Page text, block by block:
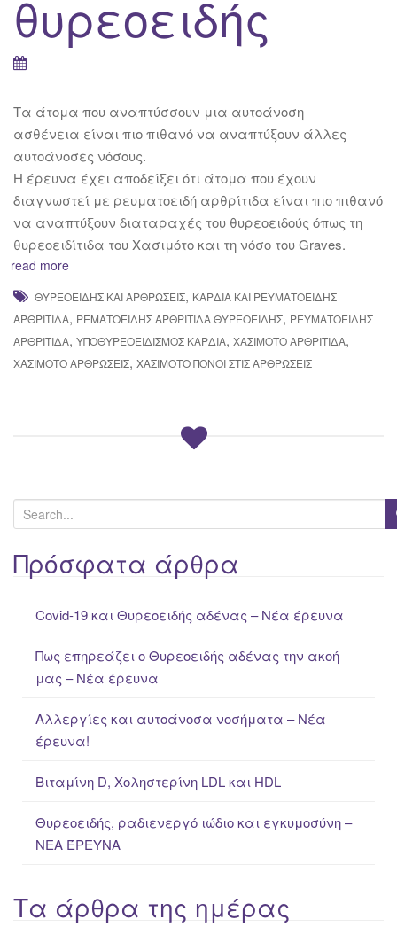
θυρεοειδής
Tα άτομα που αναπτύσσουν μια αυτοάνοση
ασθένεια είναι πιο πιθανό να αναπτύξουν άλλες
αυτοάνοσες νόσους.
Η έρευνα έχει αποδείξει ότι άτομα που έχουν
διαγνωστεί με ρευματοειδή αρθρίτιδα είναι πιο πιθανό
να αναπτύξουν διαταραχές του θυρεοειδούς όπως τη
θυρεοειδίτιδα του Χασιμότο και τη νόσο του Graves.
read more
ΘΥΡΕΟΕΙΔΉΣ ΚΑΙ ΑΡΘΡΏΣΕΙΣ, ΚΑΡΔΙΆ ΚΑΙ ΡΕΥΜΑΤΟΕΙΔΉΣ
ΑΡΘΡΊΤΙΔΑ, ΡΕΜΑΤΟΕΙΔΉΣ ΑΡΘΡΊΤΙΔΑ ΘΥΡΕΟΕΙΔΉΣ, ΡΕΥΜΑΤΟΕΙΔΉΣ
ΑΡΘΡΊΤΙΔΑ, ΥΠΟΘΥΡΕΟΕΙΔΙΣΜΌΣ ΚΑΡΔΙΆ, ΧΑΣΙΜΌΤΟ ΑΡΘΡΊΤΙΔΑ,
ΧΑΣΙΜΌΤΟ ΑΡΘΡΩΣΕΙΣ, ΧΑΣΙΜΌΤΟ ΠΌΝΟΙ ΣΤΙΣ ΑΡΘΡΏΣΕΙΣ
e
a
rΠρόσφατα άρθρα
Covid-19 και Θυρεοειδής αδένας – Νέα έρευνα
Πως επηρεάζει ο Θυρεοειδής αδένας την ακοή
μας – Νέα έρευνα
Αλλεργίες και αυτοάνοσα νοσήματα – Νέα
έρευνα!
Βιταμίνη D, Χοληστερίνη LDL και HDL
Θυρεοειδής, ραδιενεργό ιώδιο και εγκυμοσύνη –
ΝΕΑ ΈΡΕΥΝΑ
Τα άρθρα της ημέρας